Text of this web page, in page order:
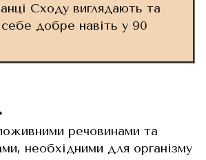
Сходу виглядають та
добре навіть у 90
речовинами та
необхідними для організму